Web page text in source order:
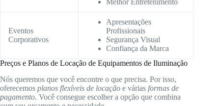
Melhor Entretenimento
Eventos
Corporativos
Apresentações
Profissionais
Segurança Visual
Confiança da Marca
Preços e Planos de Locação de Equipamentos de Iluminação
Nós queremos que você encontre o que precisa. Por isso,
oferecemos planos flexíveis de locação e várias formas de
pagamento. Você consegue escolher a opção que combina